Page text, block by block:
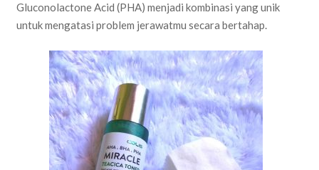
Gluconolactone Acid (PHA) menjadi kombinasi yang unik
untuk mengatasi problem jerawatmu secara bertahap.